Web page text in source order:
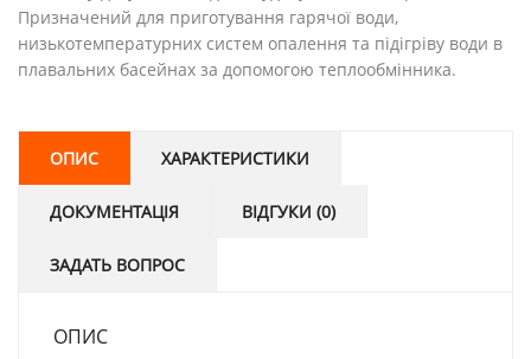
Призначений для приготування гарячої води,
низькотемпературних систем опалення та підігріву води в
плавальних басейнах за допомогою теплообмінника.
ОПИС ХАРАКТЕРИСТИКИ
ДОКУМЕНТАЦІЯ ВІДГУКИ (0)
ЗАДАТЬ ВОПРОС
ОПИС